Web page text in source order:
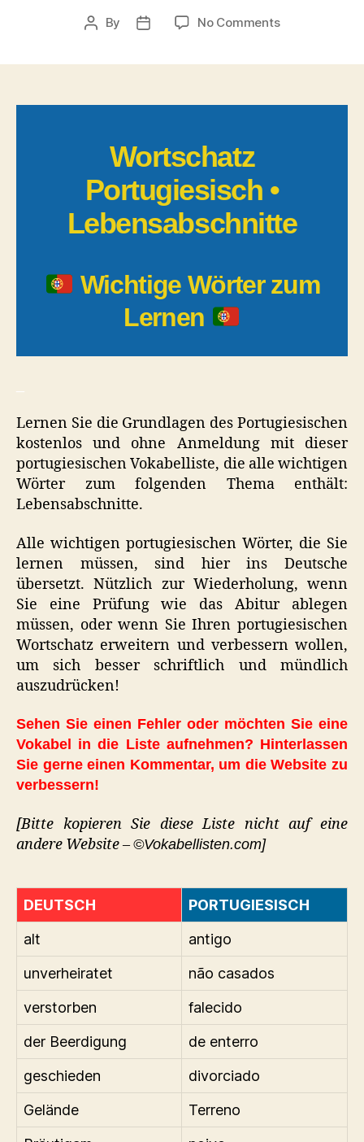
Post
By
Post
No Commentson
Wortschatz
Portugiesisch •
Lebensabschnitte
Wichtige Wörter zum
Lernen
Lernen Sie die Grundlagen des Portugiesischen
kostenlos und ohne Anmeldung mit dieser
portugiesischen Vokabelliste, die alle wichtigen
Wörter zum folgenden Thema enthält:
Lebensabschnitte.
Alle wichtigen portugiesischen Wörter, die Sie
lernen müssen, sind hier ins Deutsche
übersetzt. Nützlich zur Wiederholung, wenn
Sie eine Prüfung wie das Abitur ablegen
müssen, oder wenn Sie Ihren portugiesischen
Wortschatz erweitern und verbessern wollen,
um sich besser schriftlich und mündlich
auszudrücken!
Sehen Sie einen Fehler oder möchten Sie eine
Vokabel in die Liste aufnehmen? Hinterlassen
Sie gerne einen Kommentar, um die Website zu
verbessern!
[Bitte kopieren Sie diese Liste nicht auf eine
andere Website – ©Vokabellisten.com]
DEUTSCH
PORTUGIESISCH
alt
antigo
unverheiratet
não casados
verstorben
falecido
der Beerdigung
de enterro
geschieden
divorciado
Gelände
Terreno